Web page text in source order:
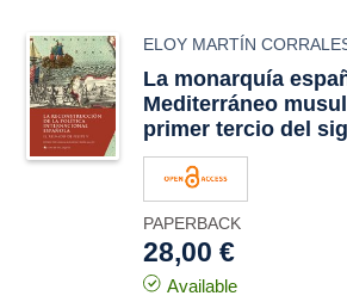
ELOY MARTÍN
La monarquía
Mediterráneo
primer tercio del
PAPERBACK
28,00 €
Available